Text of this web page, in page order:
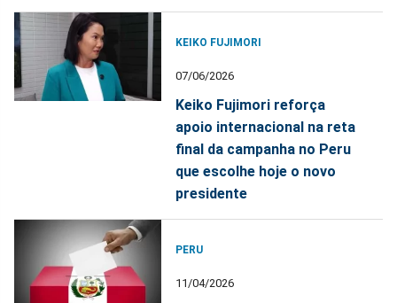
KEIKO FUJIMORI
07/06/2026
Keiko Fujimori reforça
apoio internacional na reta
final da campanha no Peru
que escolhe hoje o novo
presidente
PERU
11/04/2026